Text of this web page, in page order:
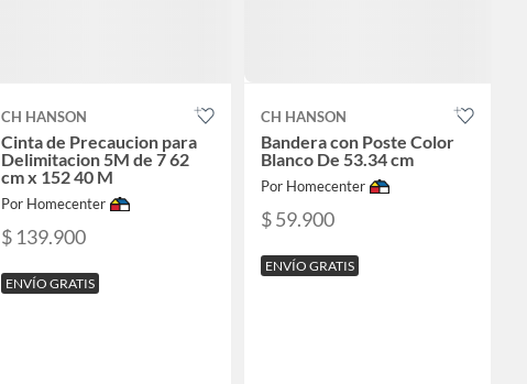
CH HANSON
Cinta de Precaucion para
Delimitacion 5M de 7 62
cm x 152 40 M
Por Homecenter
$ 139.900
ENVÍO GRATIS
CH HANSON
Bandera con Poste Color
Blanco De 53.34 cm
Por Homecenter
$ 59.900
ENVÍO GRATIS